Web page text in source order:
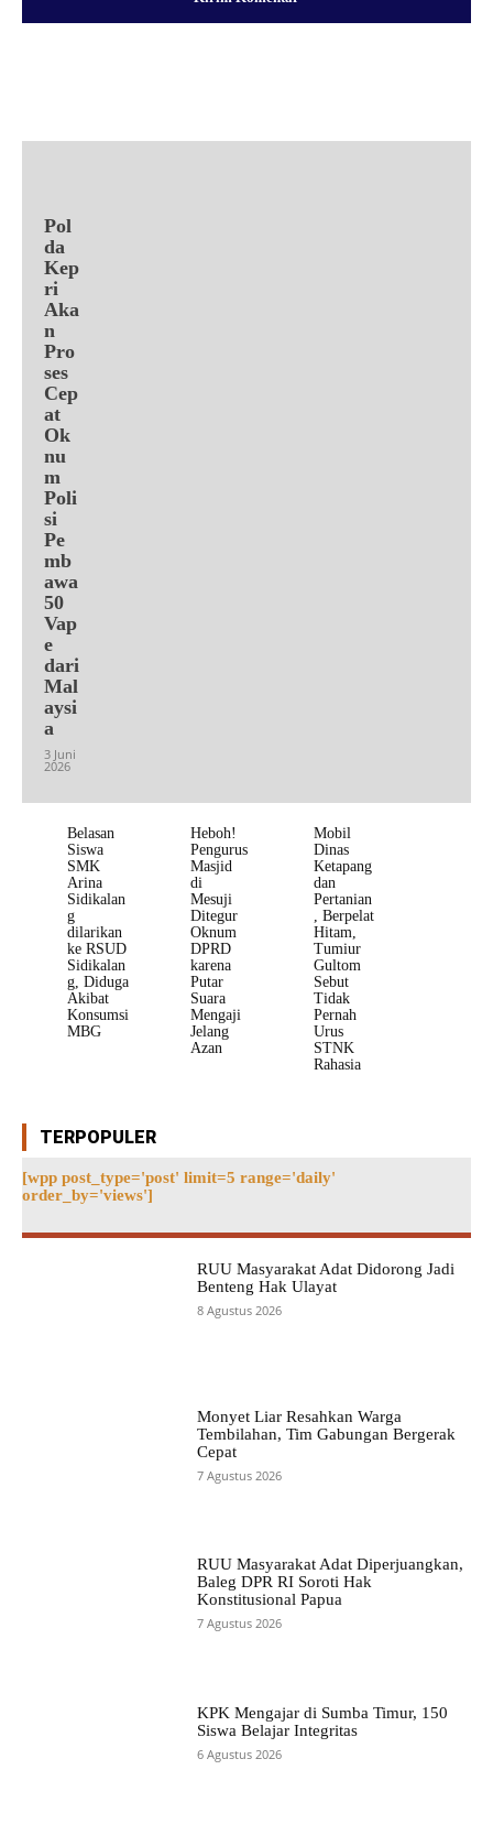
Pol
da
Kep
ri
Aka
n
Pro
ses
Cep
at
Ok
nu
m
Poli
si
Pe
mb
awa
50
Vap
e
dari
Mal
aysi
a
3 Juni
2026
Belasan
Siswa
SMK
Arina
Sidikalan
g
dilarikan
ke RSUD
Sidikalan
g, Diduga
Akibat
Konsumsi
MBG
Heboh!
Pengurus
Masjid
di
Mesuji
Ditegur
Oknum
DPRD
karena
Putar
Suara
Mengaji
Jelang
Azan
Mobil
Dinas
Ketapang
dan
Pertanian
, Berpelat
Hitam,
Tumiur
Gultom
Sebut
Tidak
Pernah
Urus
STNK
Rahasia
TERPOPULER
[wpp post_type='post' limit=5 range='daily'
order_by='views']
RUU Masyarakat Adat Didorong Jadi
Benteng Hak Ulayat
8 Agustus 2026
Monyet Liar Resahkan Warga
Tembilahan, Tim Gabungan Bergerak
Cepat
7 Agustus 2026
RUU Masyarakat Adat Diperjuangkan,
Baleg DPR RI Soroti Hak
Konstitusional Papua
7 Agustus 2026
KPK Mengajar di Sumba Timur, 150
Siswa Belajar Integritas
6 Agustus 2026